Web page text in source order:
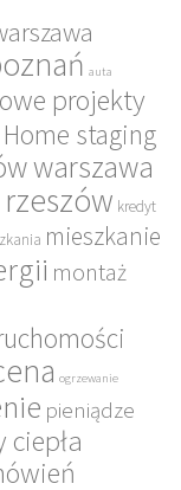
auta
projekty
Home staging
warszawa
kredyt
mieszkanie
montaż
ogrzewanie
pieniądze
ciepła